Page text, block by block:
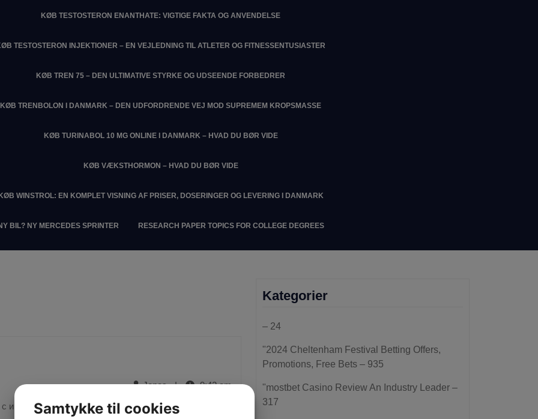
KØB TESTOSTERON ENANTHATE: VIGTIGE FAKTA OG ANVENDELSE
TESTOSTERON INJEKTIONER – EN VEJLEDNING TIL ATLETER OG FITNESSENTUSIASTER
KØB TREN 75 – DEN ULTIMATIVE STYRKE OG UDSEENDE FORBEDRER
KØB TRENBOLON I DANMARK – DEN UDFORDRENDE VEJ MOD SUPREMEM KROPSMASSE
KØB TURINABOL 10 MG ONLINE I DANMARK – HVAD DU BØR VIDE
KØB VÆKSTHORMON – HVAD DU BØR VIDE
WINSTROL: EN KOMPLET VISNING AF PRISER, DOSERINGER OG LEVERING I DANMARK
BIL? NY MERCEDES SPRINTER RESEARCH PAPER TOPICS FOR COLLEGE DEGREES
Jonas | 9:42 am
Kategorier
– 24
"2024 Cheltenham Festival Betting Offers,
Promotions, Free Bets – 935
"mostbet Casino Review An Industry Leader –
317
Samtykke til cookies